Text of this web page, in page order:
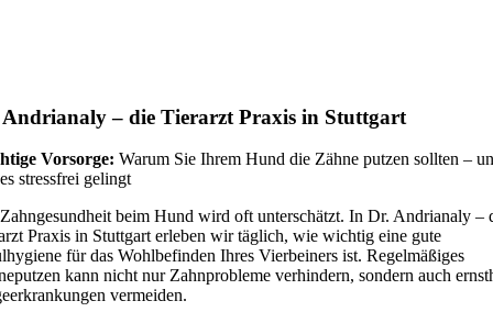
– die Tierarzt Praxis in Stuttgart
Vorsorge: Warum Sie Ihrem Hund die Zähne putzen sollten –
stressfrei gelingt
beim Hund wird oft unterschätzt. In Dr. Andrianaly –
Praxis in Stuttgart erleben wir täglich, wie wichtig eine gute
für das Wohlbefinden Ihres Vierbeiners ist. Regelmäßiges
kann nicht nur Zahnprobleme verhindern, sondern auch
vermeiden.